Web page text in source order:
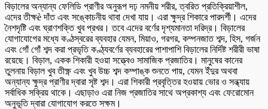
বিড়ালের অন্যান্য ফেলিডি প্রাণীর অনুরূপ দঢ় নমনীয় শরীর, ত্বরিত প্রতিক্রিয়াশীল,
এদের তীক্ষè দাঁত এবং সঙ্কোচনীয় থাবা দেখা যায়। এরা ক্ষুদ্র শিকারে পারদর্শী। এদের
নৈশদৃষ্টি এবং ঘ্রাণশক্তি খুব প্রখর। তবে এদের বর্ণের দৃশ্যমানতা দরিদ্র। বিড়ালের
যোগাযোগের মধ্যে কণ্ঠস্বরের ব্যবহার যেমন, মিয়াও, গরগর, কম্পনজাত শব্দ, হিস, গর্জন
এবং গোঁ গোঁ শব্দ করা প্রভৃতি কণ্ঠ্যবর্ণের ব্যবহারের পাশাপাশি বিড়ালের নির্দিষ্ট শরীরী ভাষা
রয়েছে। বিড়াল, একক শিকারী হওয়া সত্ত্বেও সামাজিক প্রজাতির। মানুষের কানের
তুলনায় বিড়াল খুব তীক্ষ্ণ এবং খুব উচ্চ শব্দ কম্পাঙ্ক শুনতে পায়, যেমন ইঁদুর অথবা
অন্যান্য ক্ষুদ্র প্রাণীর দ্বারা সৃষ্ট শব্দ। এরা শিকারী প্রবৃত্তির হওয়ায় ভোর ও সন্ধ্যায়
সর্বাধিক সক্রিয় থাকে। এছাড়াও এরা নিজ প্রজাতির সাথে অপ্রকাশ্য এবং ফেরোমোন
অনুভূতি দ্বারা যোগাযোগ করতে সক্ষম।